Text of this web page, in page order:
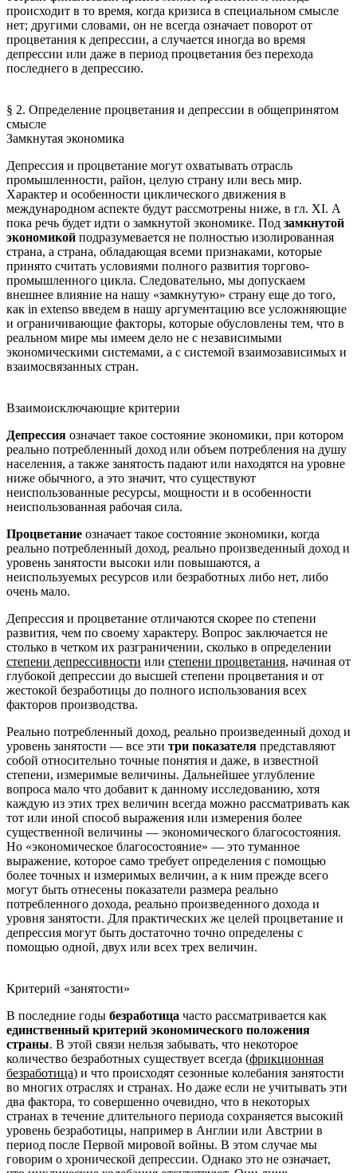
происходит в то время, когда кризиса в специальном смысле
нет; другими словами, он не всегда означает поворот от
процветания к депрессии, а случается иногда во время
депрессии или даже в период процветания без перехода
последнего в депрессию.
§ 2. Определение процветания и депрессии в общепринятом
смысле
Замкнутая экономика
Депрессия и процветание могут охватывать отрасль
промышленности, район, целую страну или весь мир.
Характер и особенности циклического движения в
международном аспекте будут рассмотрены ниже, в гл. XI. А
пока речь будет идти о замкнутой экономике. Под замкнутой
экономикой подразумевается не полностью изолированная
страна, а страна, обладающая всеми признаками, которые
принято считать условиями полного развития торгово-
промышленного цикла. Следовательно, мы допускаем
внешнее влияние на нашу «замкнутую» страну еще до того,
как in extenso введем в нашу аргументацию все усложняющие
и ограничивающие факторы, которые обусловлены тем, что в
реальном мире мы имеем дело не с независимыми
экономическими системами, а с системой взаимозависимых и
взаимосвязанных стран.
Взаимоисключающие критерии
Депрессия означает такое состояние экономики, при котором
реально потребленный доход или объем потребления на душу
населения, а также занятость падают или находятся на уровне
ниже обычного, а это значит, что существуют
неиспользованные ресурсы, мощности и в особенности
неиспользованная рабочая сила.
Процветание означает такое состояние экономики, когда
реально потребленный доход, реально произведенный доход и
уровень занятости высоки или повышаются, а
неиспользуемых ресурсов или безработных либо нет, либо
очень мало.
Депрессия и процветание отличаются скорее по степени
развития, чем по своему характеру. Вопрос заключается не
столько в четком их разграничении, сколько в определении
степени депрессивности или степени процветания, начиная от
глубокой депрессии до высшей степени процветания и от
жестокой безработицы до полного использования всех
факторов производства.
Реально потребленный доход, реально произведенный доход и
уровень занятости — все эти три показателя представляют
собой относительно точные понятия и даже, в известной
степени, измеримые величины. Дальнейшее углубление
вопроса мало что добавит к данному исследованию, хотя
каждую из этих трех величин всегда можно рассматривать как
тот или иной способ выражения или измерения более
существенной величины — экономического благосостояния.
Но «экономическое благосостояние» — это туманное
выражение, которое само требует определения с помощью
более точных и измеримых величин, а к ним прежде всего
могут быть отнесены показатели размера реально
потребленного дохода, реально произведенного дохода и
уровня занятости. Для практических же целей процветание и
депрессия могут быть достаточно точно определены с
помощью одной, двух или всех трех величин.
Критерий «занятости»
В последние годы безработица часто рассматривается как
единственный критерий экономического положения
страны. В этой связи нельзя забывать, что некоторое
количество безработных существует всегда (фрикционная
безработица) и что происходят сезонные колебания занятости
во многих отраслях и странах. Но даже если не учитывать эти
два фактора, то совершенно очевидно, что в некоторых
странах в течение длительного периода сохраняется высокий
уровень безработицы, например в Англии или Австрии в
период после Первой мировой войны. В этом случае мы
говорим о хронической депрессии. Однако это не означает,